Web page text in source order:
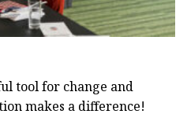
tool for change and
makes a difference!